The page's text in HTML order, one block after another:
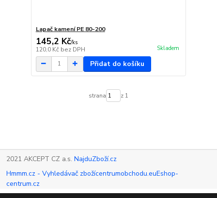
Lapač kamení PE 80-200
145,2 Kč/ks
120,0 Kč bez DPH Skladem
Přidat do košíku
strana z 1
2021 AKCEPT CZ a.s.NajduZboží.cz
Hmmm.cz - Vyhledávač zbožícentrumobchodu.euEshop-
centrum.cz